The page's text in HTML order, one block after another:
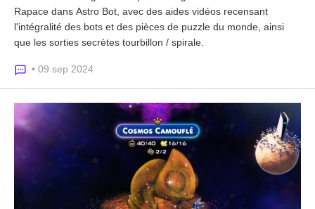
Rapace dans Astro Bot, avec des aides vidéos recensant
l'intégralité des bots et des pièces de puzzle du monde, ainsi
que les sorties secrètes tourbillon / spirale.
• 09 sep 2024